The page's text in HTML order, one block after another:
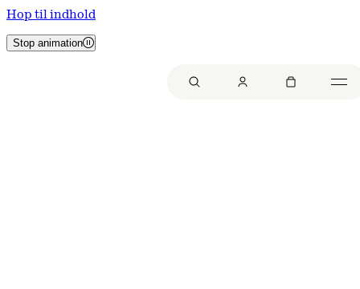
Hop til indhold
Stop animation